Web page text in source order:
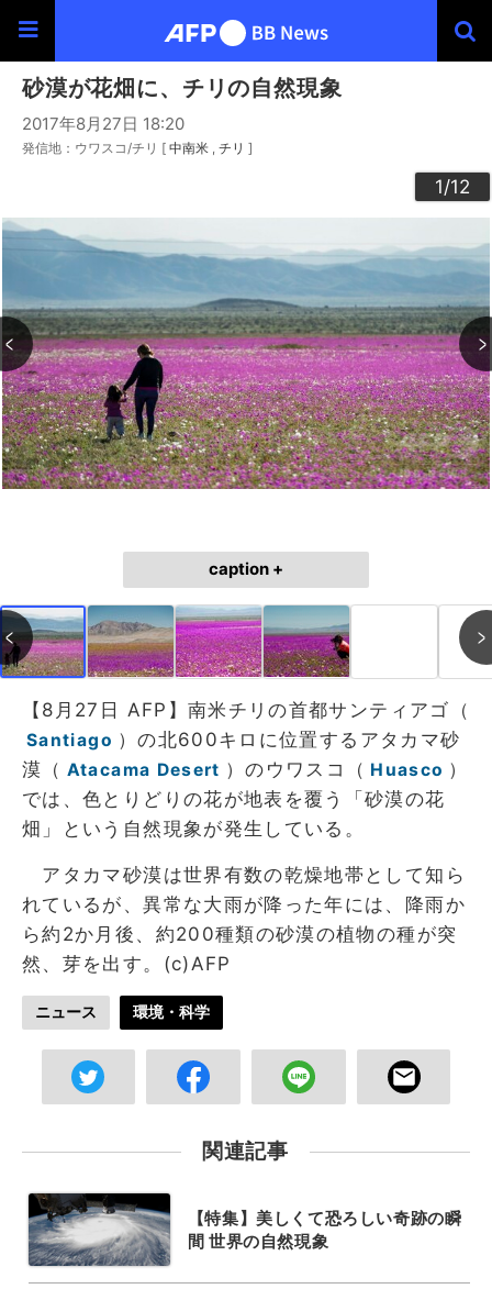
砂漠が花畑に、チリの自然現象
2017年8月27日 18:20
発信地：ウワスコ/チリ [ 中南米 チリ ]
1/12
2/12
3/12
4/12
5/12
6/12
7/12
8/12
9/12
10/12
11/12
12/12
caption +
【8月27日 AFP】南米チリの首都サンティアゴ（
Santiago ）の北600キロに位置するアタカマ砂
漠（ Atacama Desert ）のウワスコ（ Huasco ）
では、色とりどりの花が地表を覆う「砂漠の花
畑」という自然現象が発生している。
アタカマ砂漠は世界有数の乾燥地帯として知ら
れているが、異常な大雨が降った年には、降雨か
ら約2か月後、約200種類の砂漠の植物の種が突
然、芽を出す。(c)AFP
ニュース 環境・科学
関連記事
【特集】美しくて恐ろしい奇跡の瞬
間 世界の自然現象